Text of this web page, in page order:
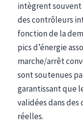
intègrent
des contrôleurs
fonction de la
pics d’énergie
marche/arrêt
sont soutenues
garantissant que
validées dans
réelles.